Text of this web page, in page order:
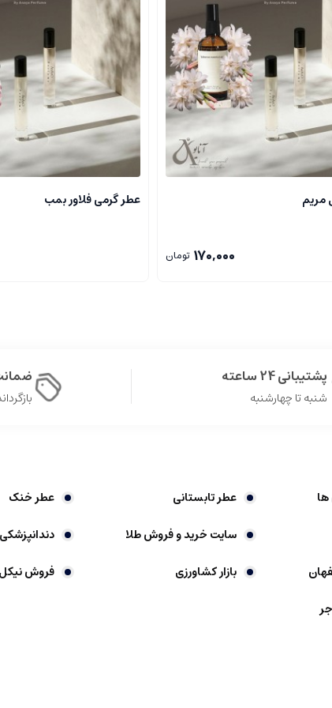
رایحه ای عمیق، پخته و غنی است که برای مهمانی ها و فضاهای خاص
شکل می دهند
عطرها در طول روز باقی بمانند.
هستند که نقش مهمی در نشان دادن شخصیت، افزایش اعتماد به
است که ویژگی های خاص خود را دارد.
باشند.
مریم
170,000 تومان
عطر گرمی فلاور بمب
پشتیبانی 24 ساعته
شنبه تا چهارشنبه
عطر تابستانی
عطر خنک
سایت خرید و فروش طلا
بازار کشاورزی
فروش نیکل